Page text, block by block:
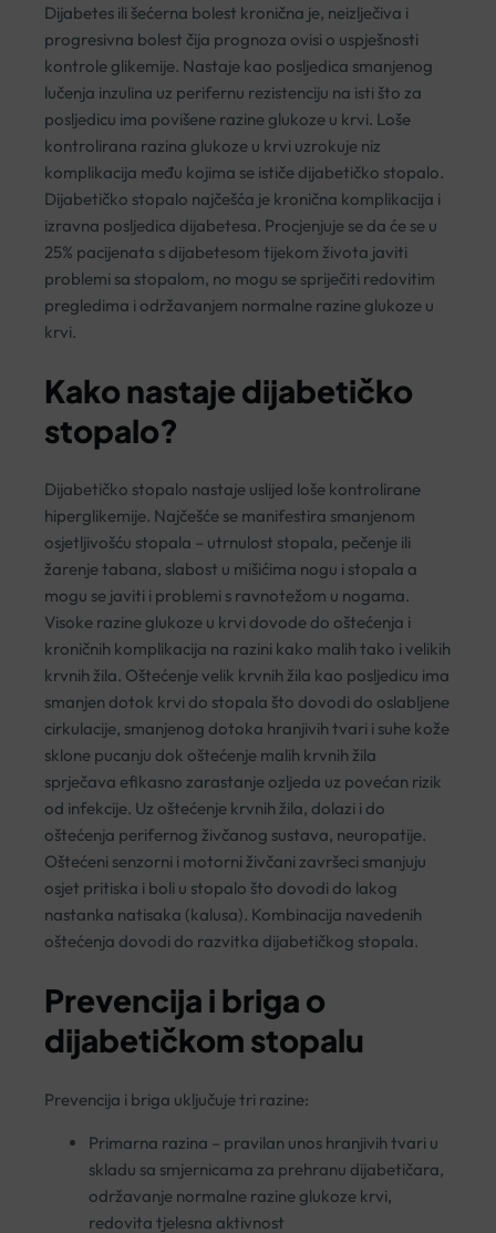
Dijabetes ili šećerna bolest kronična je, neizlječiva i
progresivna bolest čija prognoza ovisi o uspješnosti
kontrole glikemije. Nastaje kao posljedica smanjenog
lučenja inzulina uz perifernu rezistenciju na isti što za
posljedicu ima povišene razine glukoze u krvi. Loše
kontrolirana razina glukoze u krvi uzrokuje niz
komplikacija među kojima se ističe dijabetičko stopalo.
Dijabetičko stopalo najčešća je kronična komplikacija i
izravna posljedica dijabetesa. Procjenjuje se da će se u
25% pacijenata s dijabetesom tijekom života javiti
problemi sa stopalom, no mogu se spriječiti redovitim
pregledima i održavanjem normalne razine glukoze u
krvi.
Kako nastaje dijabetičko
stopalo?
Dijabetičko stopalo nastaje uslijed loše kontrolirane
hiperglikemije. Najčešće se manifestira smanjenom
osjetljivošću stopala – utrnulost stopala, pečenje ili
žarenje tabana, slabost u mišićima nogu i stopala a
mogu se javiti i problemi s ravnotežom u nogama.
Visoke razine glukoze u krvi dovode do oštećenja i
kroničnih komplikacija na razini kako malih tako i velikih
krvnih žila. Oštećenje velik krvnih žila kao posljedicu ima
smanjen dotok krvi do stopala što dovodi do oslabljene
cirkulacije, smanjenog dotoka hranjivih tvari i suhe kože
sklone pucanju dok oštećenje malih krvnih žila
sprječava efikasno zarastanje ozljeda uz povećan rizik
od infekcije. Uz oštećenje krvnih žila, dolazi i do
oštećenja perifernog živčanog sustava, neuropatije.
Oštećeni senzorni i motorni živčani završeci smanjuju
osjet pritiska i boli u stopalo što dovodi do lakog
nastanka natisaka (kalusa). Kombinacija navedenih
oštećenja dovodi do razvitka dijabetičkog stopala.
Prevencija i briga o
dijabetičkom stopalu
Prevencija i briga uključuje tri razine:
Primarna razina – pravilan unos hranjivih tvari u
skladu sa smjernicama za prehranu dijabetičara,
održavanje normalne razine glukoze krvi,
redovita tjelesna aktivnost